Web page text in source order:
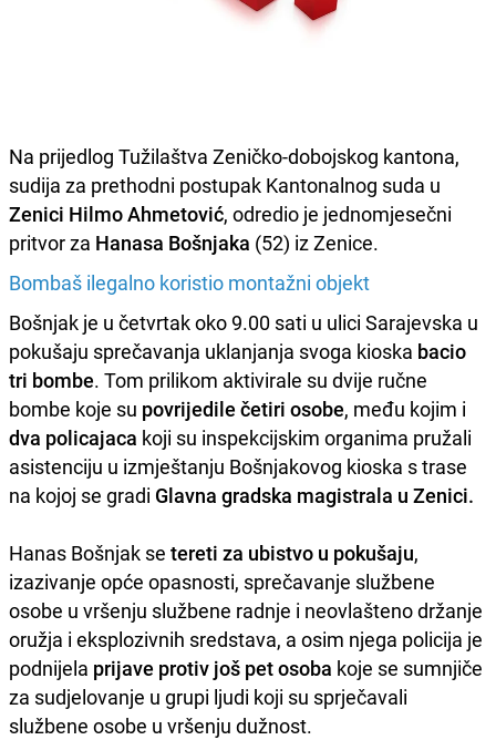
Na prijedlog Tužilaštva Zeničko-dobojskog kantona,
sudija za prethodni postupak Kantonalnog suda u
Zenici Hilmo Ahmetović, odredio je jednomjesečni
pritvor za Hanasa Bošnjaka (52) iz Zenice.
Bombaš ilegalno koristio montažni objekt
Bošnjak je u četvrtak oko 9.00 sati u ulici Sarajevska u
pokušaju sprečavanja uklanjanja svoga kioska bacio
tri bombe. Tom prilikom aktivirale su dvije ručne
bombe koje su povrijedile četiri osobe, među kojim i
dva policajaca koji su inspekcijskim organima pružali
asistenciju u izmještanju Bošnjakovog kioska s trase
na kojoj se gradi Glavna gradska magistrala u Zenici.
Hanas Bošnjak se tereti za ubistvo u pokušaju,
izazivanje opće opasnosti, sprečavanje službene
osobe u vršenju službene radnje i neovlašteno držanje
oružja i eksplozivnih sredstava, a osim njega policija je
podnijela prijave protiv još pet osoba koje se sumnjiče
za sudjelovanje u grupi ljudi koji su sprječavali
službene osobe u vršenju dužnost.